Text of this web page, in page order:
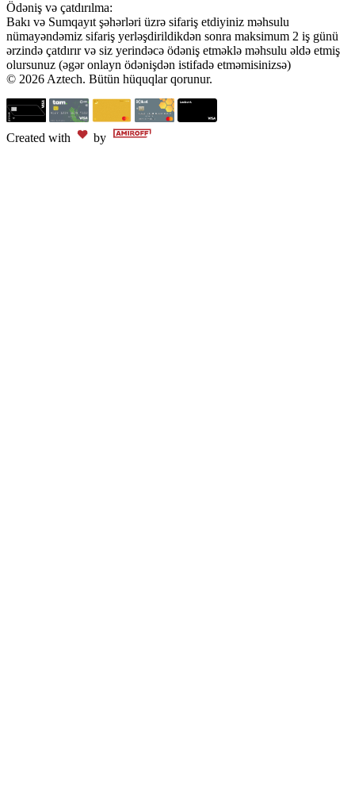
Ödəniş və çatdırılma:
Bakı və Sumqayıt şəhərləri üzrə sifariş etdiyiniz məhsulu
nümayəndəmiz sifariş yerləşdirildikdən sonra maksimum 2 iş günü
ərzində çatdırır və siz yerindəcə ödəniş etməklə məhsulu əldə etmiş
olursunuz (əgər onlayn ödənişdən istifadə etməmisinizsə)
© 2026 Aztech. Bütün hüquqlar qorunur.
Created with by